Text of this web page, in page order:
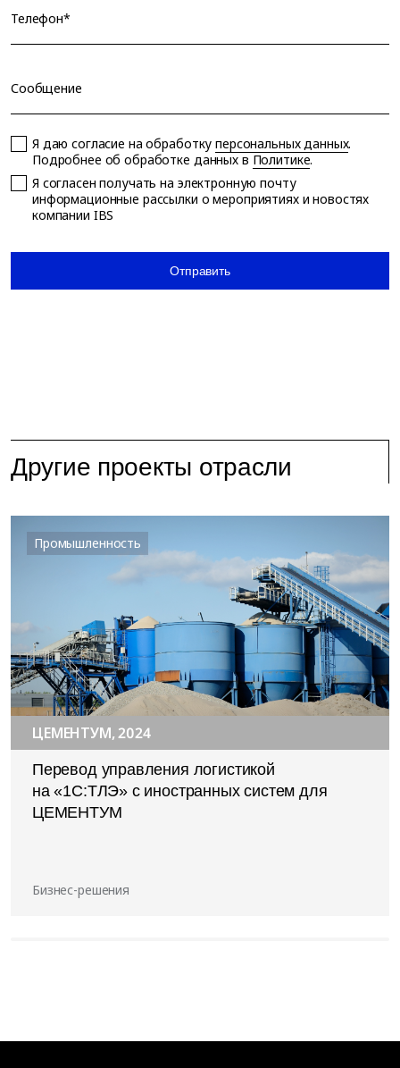
Телефон*
Сообщение
Я даю согласие на обработкуперсональных данных.
Подробнее об обработке данных в Политике.
Я согласен получать на электронную почту
информационные рассылки о мероприятиях и новостях
компании IBS
Отправить
Другие проекты отрасли
Промышленность
ЦЕМЕНТУМ, 2024
Перевод управления логистикой
на «1С:ТЛЭ» с иностранных систем для
ЦЕМЕНТУМ
Бизнес-решения